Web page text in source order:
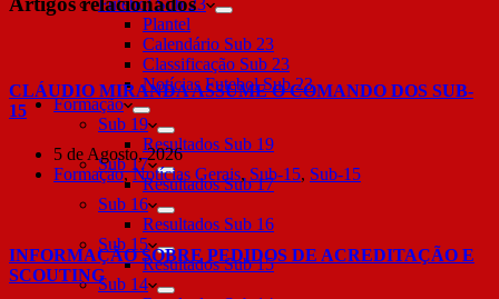
Futebol Sub 23
Plantel
Calendário Sub 23
Classificação Sub 23
Notícias Futebol Sub 23
Formação
Sub 19
Resultados Sub 19
Sub 17
Resultados Sub 17
Sub 16
Resultados Sub 16
Sub 15
Resultados Sub 15
Sub 14
CLÁUDIO MIRANDA ASSUME O COMANDO DOS SUB-
15
5 de Agosto, 2026
Formação,Notícias Gerais, Sub-15, Sub-15
INFORMAÇÃO SOBRE PEDIDOS DE ACREDITAÇÃO E
SCOUTING